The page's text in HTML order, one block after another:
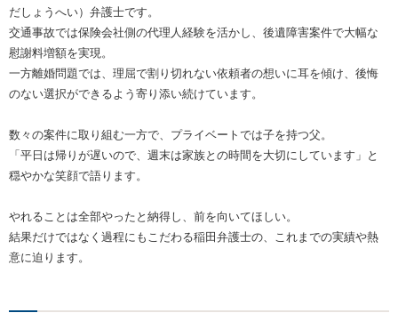
だしょうへい）弁護士です。
交通事故では保険会社側の代理人経験を活かし、後遺障害案件で大幅な
慰謝料増額を実現。
一方離婚問題では、理屈で割り切れない依頼者の想いに耳を傾け、後悔
のない選択ができるよう寄り添い続けています。
数々の案件に取り組む一方で、プライベートでは子を持つ父。
「平日は帰りが遅いので、週末は家族との時間を大切にしています」と
穏やかな笑顔で語ります。
やれることは全部やったと納得し、前を向いてほしい。
結果だけではなく過程にもこだわる稲田弁護士の、これまでの実績や熱
意に迫ります。